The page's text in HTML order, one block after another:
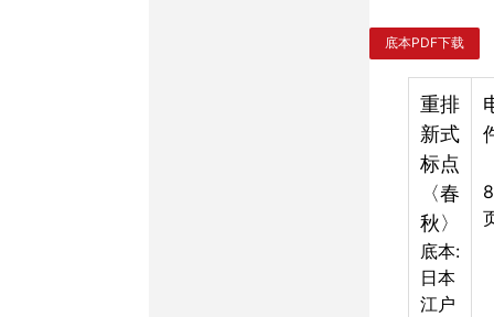
底本PDF下载
重排
新式
标点
〈春
秋〉
底本:
日本
江户